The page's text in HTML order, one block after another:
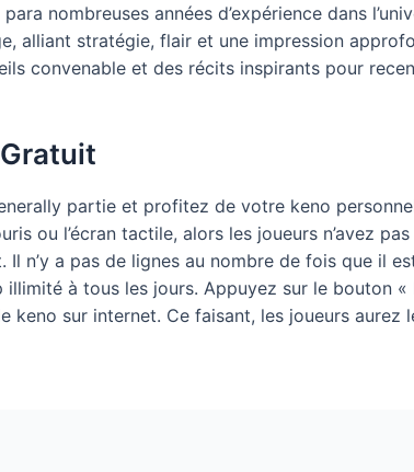
nombreuses années d’expérience dans
alliant stratégie, flair et une impression
convenable et des récits inspirants pour
partie et profitez de votre keno
ou l’écran tactile, alors les joueurs n’avez
n’y a pas de lignes au nombre de fois que il
à tous les jours. Appuyez sur le bouton «
keno sur internet. Ce faisant, les joueurs